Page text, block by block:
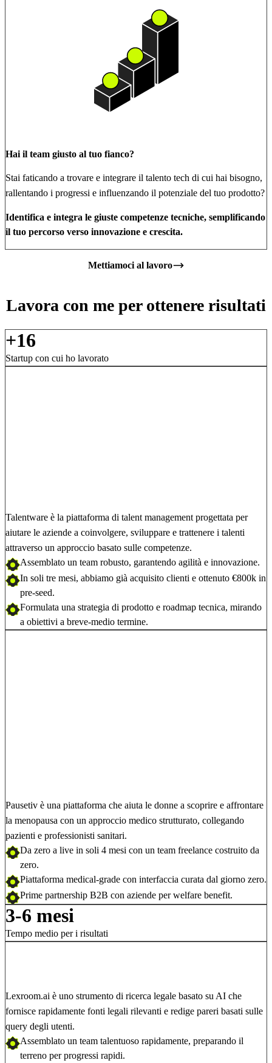
Hai il team giusto al tuo fianco?
Stai faticando a trovare e integrare il talento tech di cui hai bisogno,
rallentando i progressi e influenzando il potenziale del tuo prodotto?
Identifica e integra le giuste competenze tecniche, semplificando
il tuo percorso verso innovazione e crescita.
Mettiamoci al lavoro
Lavora con me per ottenere risultati
+16
Startup con cui ho lavorato
Talentware è la piattaforma di talent management progettata per
aiutare le aziende a coinvolgere, sviluppare e trattenere i talenti
attraverso un approccio basato sulle competenze.
Assemblato un team robusto, garantendo agilità e innovazione.
In soli tre mesi, abbiamo già acquisito clienti e ottenuto €800k in
pre-seed.
Formulata una strategia di prodotto e roadmap tecnica, mirando
a obiettivi a breve-medio termine.
Pausetiv è una piattaforma che aiuta le donne a scoprire e affrontare
la menopausa con un approccio medico strutturato, collegando
pazienti e professionisti sanitari.
Da zero a live in soli 4 mesi con un team freelance costruito da
zero.
Piattaforma medical-grade con interfaccia curata dal giorno zero.
Prime partnership B2B con aziende per welfare benefit.
3-6 mesi
Tempo medio per i risultati
Lexroom.ai è uno strumento di ricerca legale basato su AI che
fornisce rapidamente fonti legali rilevanti e redige pareri basati sulle
query degli utenti.
Assemblato un team talentuoso rapidamente, preparando il
terreno per progressi rapidi.